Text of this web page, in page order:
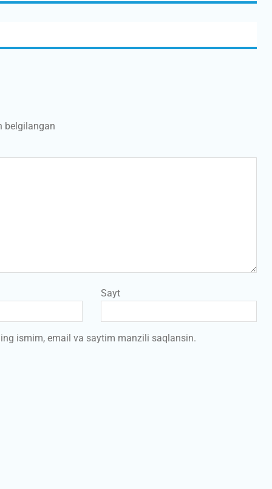
belgilangan
Sayt
ismim, email va saytim manzili saqlansin.